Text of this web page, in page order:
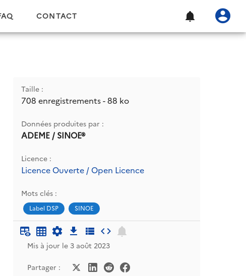
CONTACT
Taille :
708 enregistrements - 88 ko
Données produites par :
ADEME / SINOE®
Licence :
Licence Ouverte / Open Licence
Mots clés :
Label DSP SINOE
Mis à jour le 3 août 2023
Partager :